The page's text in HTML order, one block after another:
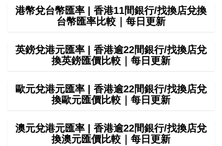
港幣兌台幣匯率 | 香港11間銀行/找換店兌換
台幣匯率比較｜每日更新
英鎊兌港元匯率 | 香港逾22間銀行/找換店兌
換英鎊匯價比較｜每日更新
歐元兌港元匯率 | 香港逾22間銀行/找換店兌
換歐元匯價比較｜每日更新
澳元兌港元匯率 | 香港逾22間銀行/找換店兌
換澳元匯價比較｜每日更新